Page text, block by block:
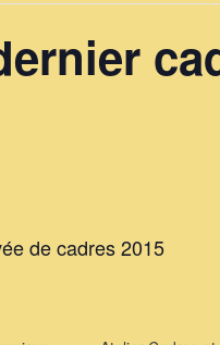
de cadres 2015